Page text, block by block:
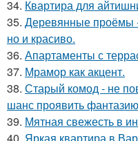
34. Квартира для
35. Деревянные проёмы
но и красиво.
36. Апартаменты с
37. Мрамор как акцент.
38. Старый комод - не
шанс проявить
39. Мятная свежесть в